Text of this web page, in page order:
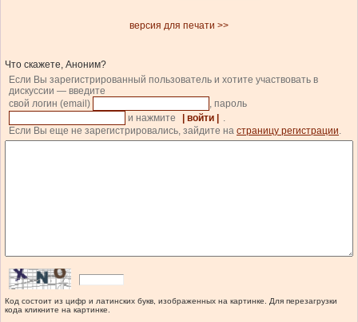
версия для печати >>
Что скажете, Аноним?
Если Вы зарегистрированный пользователь и хотите участвовать в
дискуссии — введите
свой логин (email)
, пароль
и нажмите
| войти |
.
Если Вы еще не зарегистрировались, зайдите на страницу регистрации.
Код состоит из цифр и латинских букв, изображенных на картинке. Для перезагрузки
кода кликните на картинке.